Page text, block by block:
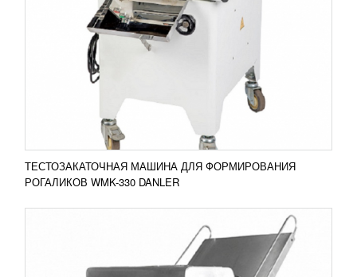
ТЕСТОЗАКАТОЧНАЯ МАШИНА ДЛЯ ФОРМИРОВАНИЯ
РОГАЛИКОВ WMK-330 DANLER
47 071RUB
Хлеборезательная машина KZT-31 FoodAtlas
применяется для нарезки хлеба кусками заданной
толщины на предприятиях общественного
питания. Подходит...
ПОДРОБНЕЕ
Добавить в сравнение